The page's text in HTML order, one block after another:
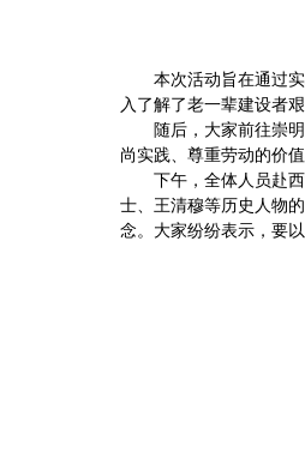
本次活动旨在通过
入了解了老一辈建设者
随后，大家前往崇
尚实践、尊重劳动的价值
下午，全体人员赴
士、王清穆等历史人物
念。大家纷纷表示，要